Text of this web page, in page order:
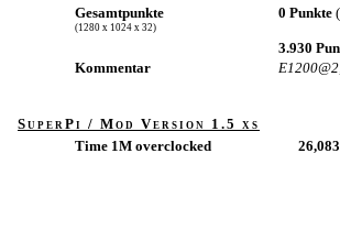
Gesamtpunkte
(1280 x 1024 x 32)
0 Punkte
3.930
Kommentar
SuperPi / Mod Version 1.5 xs
Time 1M overclocked